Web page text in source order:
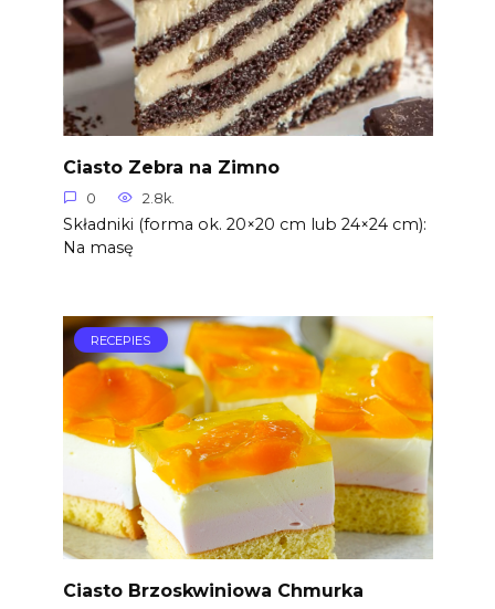
Ciasto Zebra na Zimno
0 2.8k.
Składniki (forma ok. 20×20 cm lub 24×24 cm):
Na masę
RECEPIES
Ciasto Brzoskwiniowa Chmurka